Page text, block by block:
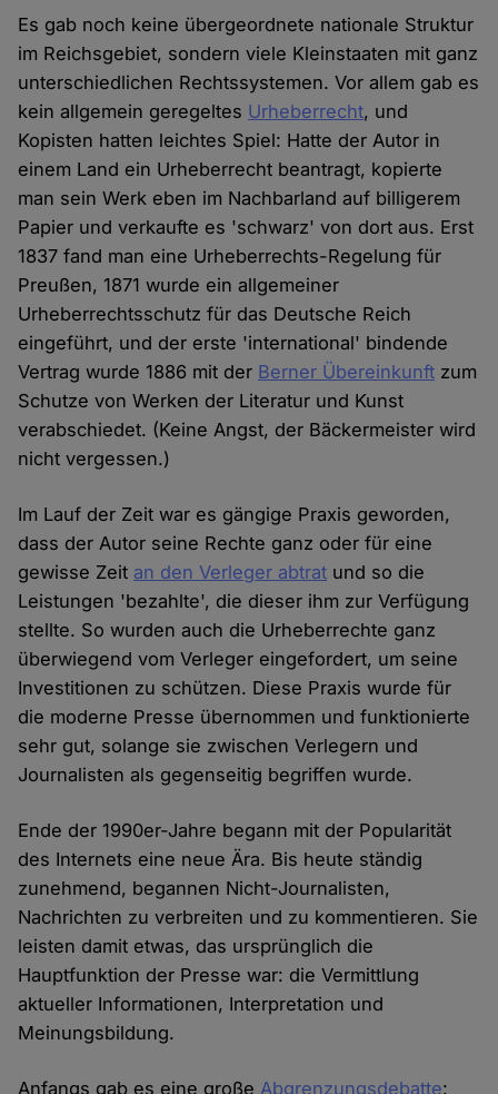
Es gab noch keine übergeordnete nationale Struktur
im Reichsgebiet, sondern viele Kleinstaaten mit ganz
unterschiedlichen Rechtssystemen. Vor allem gab es
kein allgemein geregeltes Urheberrecht, und
Kopisten hatten leichtes Spiel: Hatte der Autor in
einem Land ein Urheberrecht beantragt, kopierte
man sein Werk eben im Nachbarland auf billigerem
Papier und verkaufte es 'schwarz' von dort aus. Erst
1837 fand man eine Urheberrechts-Regelung für
Preußen, 1871 wurde ein allgemeiner
Urheberrechtsschutz für das Deutsche Reich
eingeführt, und der erste 'international' bindende
Vertrag wurde 1886 mit der Berner Übereinkunft zum
Schutze von Werken der Literatur und Kunst
verabschiedet. (Keine Angst, der Bäckermeister wird
nicht vergessen.)
Im Lauf der Zeit war es gängige Praxis geworden,
dass der Autor seine Rechte ganz oder für eine
gewisse Zeit an den Verleger abtrat und so die
Leistungen 'bezahlte', die dieser ihm zur Verfügung
stellte. So wurden auch die Urheberrechte ganz
überwiegend vom Verleger eingefordert, um seine
Investitionen zu schützen. Diese Praxis wurde für
die moderne Presse übernommen und funktionierte
sehr gut, solange sie zwischen Verlegern und
Journalisten als gegenseitig begriffen wurde.
Ende der 1990er-Jahre begann mit der Popularität
des Internets eine neue Ära. Bis heute ständig
zunehmend, begannen Nicht-Journalisten,
Nachrichten zu verbreiten und zu kommentieren. Sie
leisten damit etwas, das ursprünglich die
Hauptfunktion der Presse war: die Vermittlung
aktueller Informationen, Interpretation und
Meinungsbildung.
Anfangs gab es eine große Abgrenzungsdebatte: